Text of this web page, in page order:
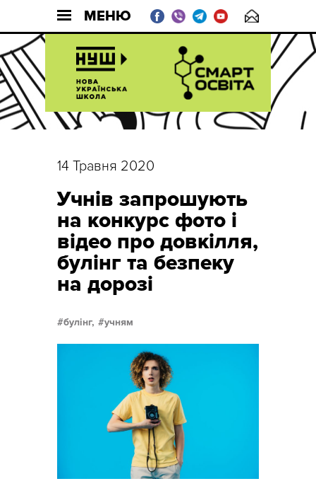
МЕНЮ
14 Травня 2020
Учнів запрошують
на конкурс фото і
відео про довкілля,
булінг та безпеку
на дорозі
булінг, учням